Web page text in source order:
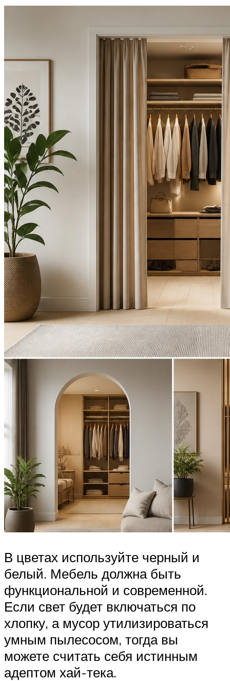
В цветах используйте черный и
белый. Мебель должна быть
функциональной и современной.
Если свет будет включаться по
хлопку, а мусор утилизироваться
умным пылесосом, тогда вы
можете считать себя истинным
адептом хай-тека.